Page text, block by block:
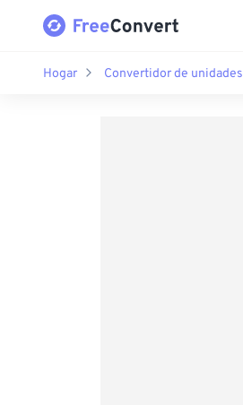
Hogar Convertidor de unidades